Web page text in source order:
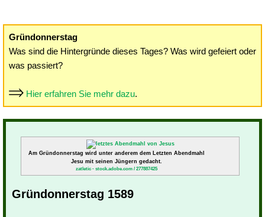
Gründonnerstag
Was sind die Hintergründe dieses Tages? Was wird gefeiert oder
was passiert?
Hier erfahren Sie mehr dazu.
Am Gründonnerstag wird unter anderem dem Letzten Abendmahl
Jesu mit seinen Jüngern gedacht.
zatletic - stock.adobe.com / 277887425
Gründonnerstag 1589